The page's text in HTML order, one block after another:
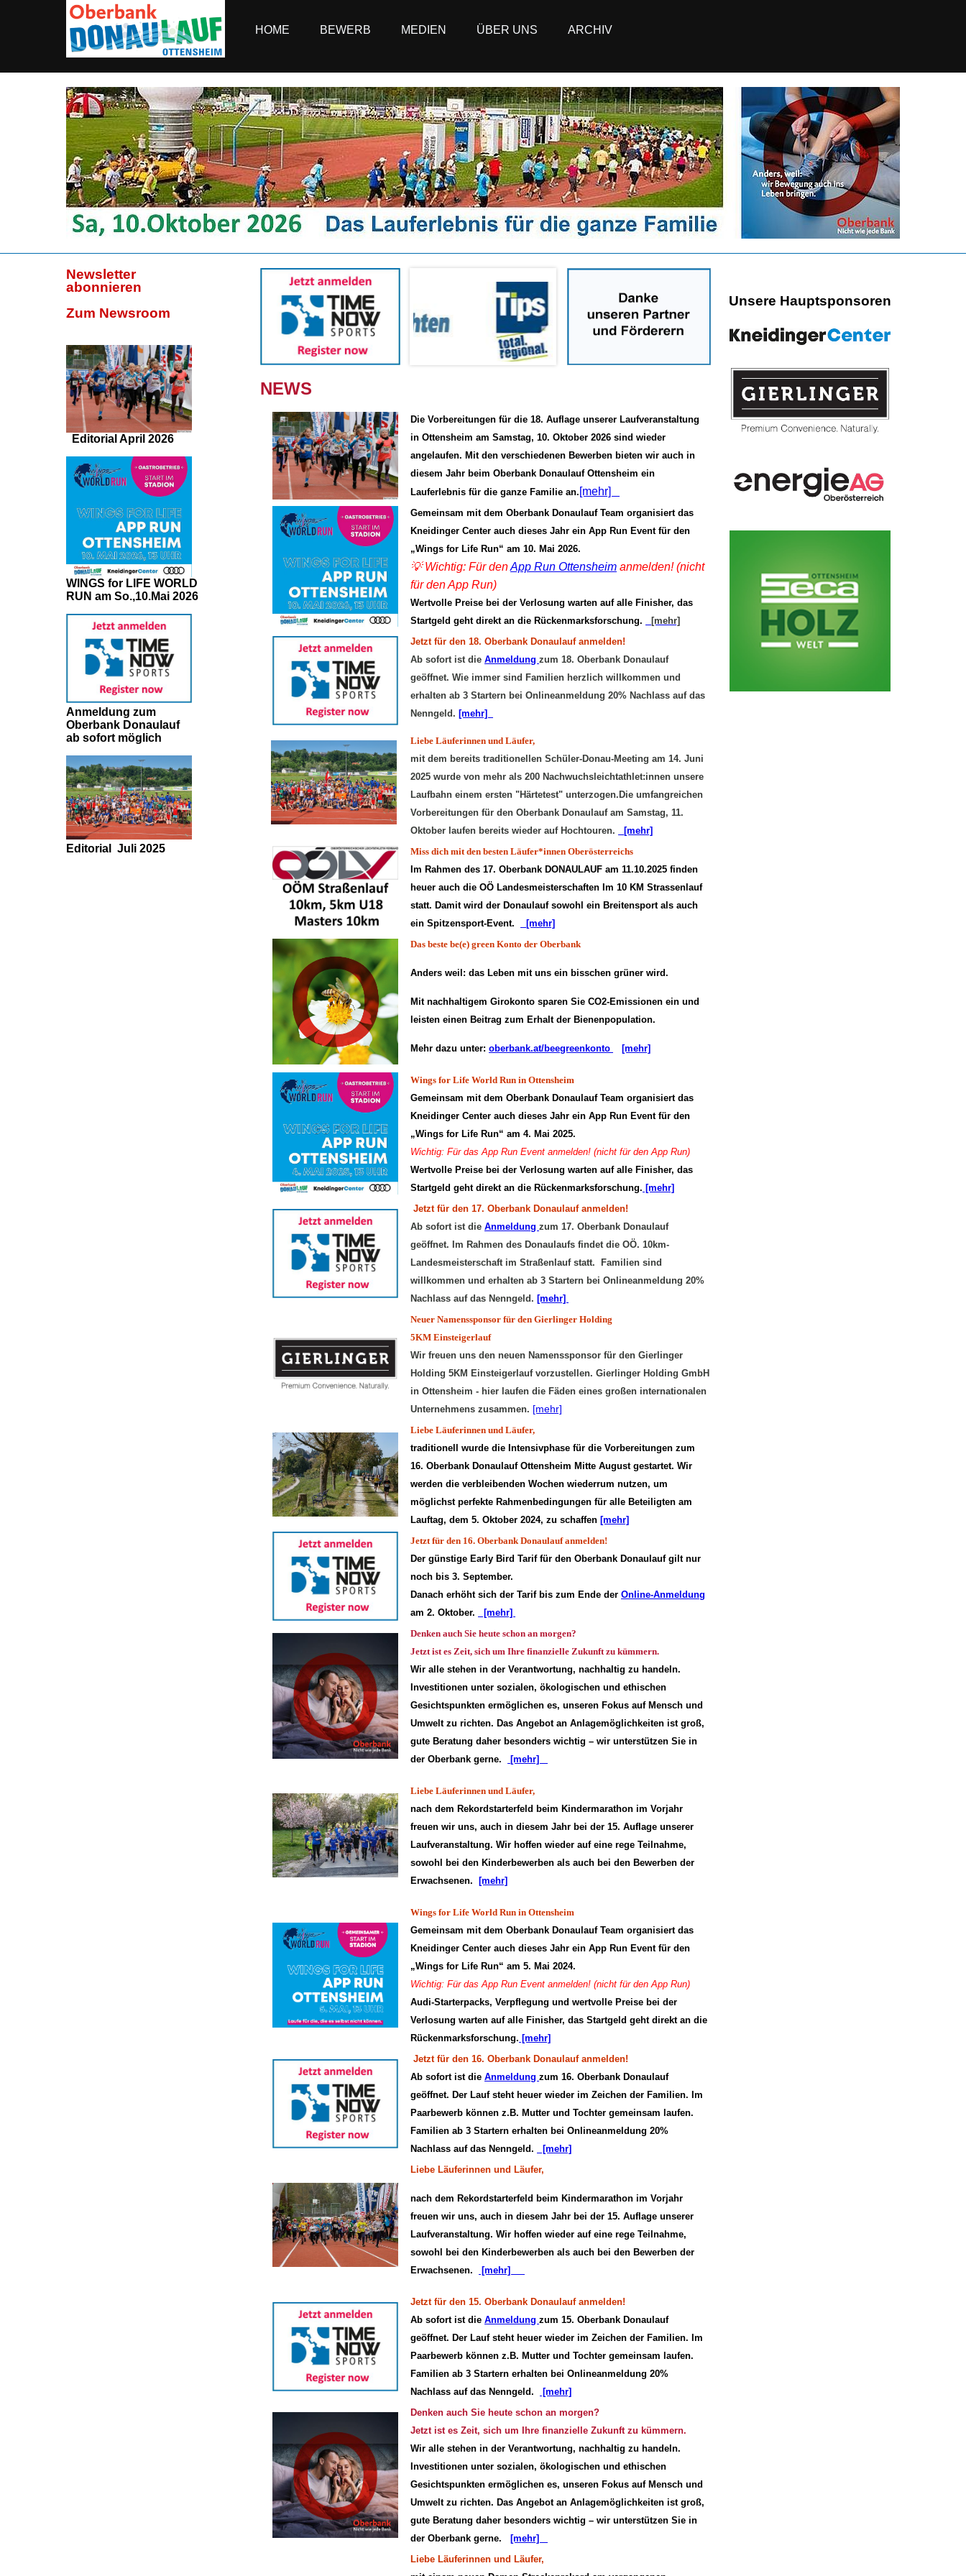
HOME BEWERB MEDIEN ÜBER UNS ARCHIV
Newsletter
abonnieren
Zum Newsroom
Editorial April 2026
WINGS for LIFE WORLD
RUN am So.,10.Mai 2026
Anmeldung zum
Oberbank Donaulauf
ab sofort möglich
Editorial Juli 2025
NEWS
Die Vorbereitungen für die 18. Auflage unserer Laufveranstaltung
in Ottensheim am Samstag, 10. Oktober 2026 sind wieder
angelaufen. Mit den verschiedenen Bewerben bieten wir auch in
diesem Jahr beim Oberbank Donaulauf Ottensheim ein
Lauferlebnis für die ganze Familie an. [mehr]
Gemeinsam mit dem Oberbank Donaulauf Team organisiert das
Kneidinger Center auch dieses Jahr ein App Run Event für den
„Wings for Life Run“ am 10. Mai 2026.
💡 Wichtig: Für denApp Run Ottensheim anmelden! (nicht
für den App Run)
Wertvolle Preise bei der Verlosung warten auf alle Finisher, das
Startgeld geht direkt an die Rückenmarksforschung.
[mehr]
Jetzt für den 18. Oberbank Donaulauf anmelden!
Ab sofort ist die Anmeldung zum 18. Oberbank Donaulauf
geöffnet. Wie immer sind Familien herzlich willkommen und
erhalten ab 3 Startern bei Onlineanmeldung 20% Nachlass auf das
Nenngeld. [mehr]
Liebe Läuferinnen und Läufer,
mit dem bereits traditionellen Schüler-Donau-Meeting am 14. Juni
2025 wurde von mehr als 200 Nachwuchsleichtathlet:innen unsere
Laufbahn einem ersten "Härtetest" unterzogen.Die umfangreichen
Vorbereitungen für den Oberbank Donaulauf am Samstag, 11.
Oktober laufen bereits wieder auf Hochtouren.
[mehr]
Miss dich mit den besten Läufer*innen Oberösterreichs
Im Rahmen des 17. Oberbank DONAULAUF am 11.10.2025 finden
heuer auch die OÖ Landesmeisterschaften Im 10 KM Strassenlauf
statt. Damit wird der Donaulauf sowohl ein Breitensport als auch
ein Spitzensport-Event.
[mehr]
Das beste be(e) green Konto der Oberbank
Anders weil: das Leben mit uns ein bisschen grüner wird.
Mit nachhaltigem Girokonto sparen Sie CO2-Emissionen ein und
leisten einen Beitrag zum Erhalt der Bienenpopulation.
Mehr dazu unter: oberbank.at/beegreenkonto [mehr]
Wings for Life World Run in Ottensheim
Gemeinsam mit dem Oberbank Donaulauf Team organisiert das
Kneidinger Center auch dieses Jahr ein App Run Event für den
„Wings for Life Run“ am 4. Mai 2025.
Wichtig: Für das App Run Event anmelden! (nicht für den App Run)
Wertvolle Preise bei der Verlosung warten auf alle Finisher, das
Startgeld geht direkt an die Rückenmarksforschung. [mehr]
Jetzt für den 17. Oberbank Donaulauf anmelden!
Ab sofort ist die Anmeldung zum 17. Oberbank Donaulauf
geöffnet. Im Rahmen des Donaulaufs findet die OÖ. 10km-
Landesmeisterschaft im Straßenlauf statt. Familien sind
willkommen und erhalten ab 3 Startern bei Onlineanmeldung 20%
Nachlass auf das Nenngeld. [mehr]
Neuer Namenssponsor für den Gierlinger Holding
5KM Einsteigerlauf
Wir freuen uns den neuen Namenssponsor für den Gierlinger
Holding 5KM Einsteigerlauf vorzustellen. Gierlinger Holding GmbH
in Ottensheim - hier laufen die Fäden eines großen internationalen
Unternehmens zusammen. [mehr]
Liebe Läuferinnen und Läufer,
traditionell wurde die Intensivphase für die Vorbereitungen zum
16. Oberbank Donaulauf Ottensheim Mitte August gestartet. Wir
werden die verbleibenden Wochen wiederrum nutzen, um
möglichst perfekte Rahmenbedingungen für alle Beteiligten am
Lauftag, dem 5. Oktober 2024, zu schaffen [mehr]
Jetzt für den 16. Oberbank Donaulauf anmelden!
Der günstige Early Bird Tarif für den Oberbank Donaulauf gilt nur
noch bis 3. September.
Danach erhöht sich der Tarif bis zum Ende der Online-Anmeldung
am 2. Oktober.
[mehr]
Denken auch Sie heute schon an morgen?
Jetzt ist es Zeit, sich um Ihre finanzielle Zukunft zu kümmern.
Wir alle stehen in der Verantwortung, nachhaltig zu handeln.
Investitionen unter sozialen, ökologischen und ethischen
Gesichtspunkten ermöglichen es, unseren Fokus auf Mensch und
Umwelt zu richten. Das Angebot an Anlagemög­lichkeiten ist groß,
gute Beratung daher besonders wichtig – wir unterstützen Sie in
der Oberbank gerne.
[mehr]
Liebe Läuferinnen und Läufer,
nach dem Rekordstarterfeld beim Kindermarathon im Vorjahr
freuen wir uns, auch in diesem Jahr bei der 15. Auflage unserer
Laufveranstaltung. Wir hoffen wieder auf eine rege Teilnahme,
sowohl bei den Kinderbewerben als auch bei den Bewerben der
Erwachsenen.
[mehr]
Wings for Life World Run in Ottensheim
Gemeinsam mit dem Oberbank Donaulauf Team organisiert das
Kneidinger Center auch dieses Jahr ein App Run Event für den
„Wings for Life Run“ am 5. Mai 2024.
Wichtig: Für das App Run Event anmelden! (nicht für den App Run)
Audi-Starterpacks, Verpflegung und wertvolle Preise bei der
Verlosung warten auf alle Finisher, das Startgeld geht direkt an die
Rückenmarksforschung. [mehr]
Jetzt für den 16. Oberbank Donaulauf anmelden!
Ab sofort ist die Anmeldung zum 16. Oberbank Donaulauf
geöffnet. Der Lauf steht heuer wieder im Zeichen der Familien. Im
Paarbewerb können z.B. Mutter und Tochter gemeinsam laufen.
Familien ab 3 Startern erhalten bei Onlineanmeldung 20%
Nachlass auf das Nenngeld.
[mehr]
Liebe Läuferinnen und Läufer,
nach dem Rekordstarterfeld beim Kindermarathon im Vorjahr
freuen wir uns, auch in diesem Jahr bei der 15. Auflage unserer
Laufveranstaltung. Wir hoffen wieder auf eine rege Teilnahme,
sowohl bei den Kinderbewerben als auch bei den Bewerben der
Erwachsenen.
[mehr]
Jetzt für den 15. Oberbank Donaulauf anmelden!
Ab sofort ist die Anmeldung zum 15. Oberbank Donaulauf
geöffnet. Der Lauf steht heuer wieder im Zeichen der Familien. Im
Paarbewerb können z.B. Mutter und Tochter gemeinsam laufen.
Familien ab 3 Startern erhalten bei Onlineanmeldung 20%
Nachlass auf das Nenngeld.
[mehr]
Denken auch Sie heute schon an morgen?
Jetzt ist es Zeit, sich um Ihre finanzielle Zukunft zu kümmern.
Wir alle stehen in der Verantwortung, nachhaltig zu handeln.
Investitionen unter sozialen, ökologischen und ethischen
Gesichtspunkten ermöglichen es, unseren Fokus auf Mensch und
Umwelt zu richten. Das Angebot an Anlagemög­lichkeiten ist groß,
gute Beratung daher besonders wichtig – wir unterstützen Sie in
der Oberbank gerne.
[mehr]
Liebe Läuferinnen und Läufer,
Unsere Hauptsponsoren